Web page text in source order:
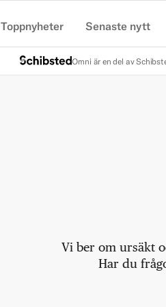
Toppnyheter Senaste nytt
Omni är en del av
Vi ber om ursäkt
Har du